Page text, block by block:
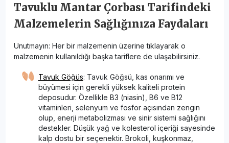
Tavuklu Mantar Çorbası Tarifindeki
Malzemelerin Sağlığınıza Faydaları
Unutmayın: Her bir malzemenin üzerine tıklayarak o
malzemenin kullanıldığı başka tariflere de ulaşabilirsiniz.
Tavuk Göğüs: Tavuk Göğsü, kas onarımı ve
büyümesi için gerekli yüksek kaliteli protein
deposudur. Özellikle B3 (niasin), B6 ve B12
vitaminleri, selenyum ve fosfor açısından zengin
olup, enerji metabolizması ve sinir sistemi sağlığını
destekler. Düşük yağ ve kolesterol içeriği sayesinde
kalp dostu bir seçenektir. Brokoli, kuşkonmaz,